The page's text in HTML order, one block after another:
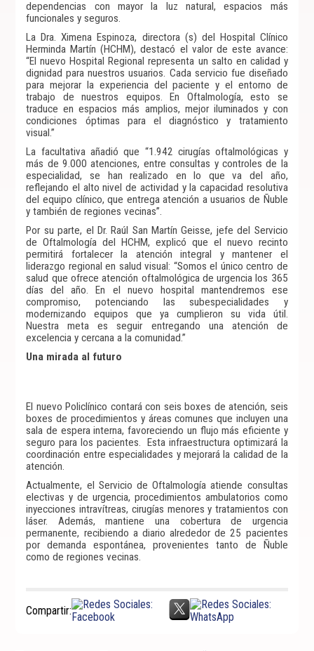
dependencias con mayor la luz natural, espacios más
funcionales y seguros.
La Dra. Ximena Espinoza, directora (s) del Hospital Clínico
Herminda Martín (HCHM), destacó el valor de este avance:
“El nuevo Hospital Regional representa un salto en calidad y
dignidad para nuestros usuarios. Cada servicio fue diseñado
para mejorar la experiencia del paciente y el entorno de
trabajo de nuestros equipos. En Oftalmología, esto se
traduce en espacios más amplios, mejor iluminados y con
condiciones óptimas para el diagnóstico y tratamiento
visual.”
La facultativa añadió que “1.942 cirugías oftalmológicas y
más de 9.000 atenciones, entre consultas y controles de la
especialidad, se han realizado en lo que va del año,
reflejando el alto nivel de actividad y la capacidad resolutiva
del equipo clínico, que entrega atención a usuarios de Ñuble
y también de regiones vecinas”.
Por su parte, el Dr. Raúl San Martín Geisse, jefe del Servicio
de Oftalmología del HCHM, explicó que el nuevo recinto
permitirá fortalecer la atención integral y mantener el
liderazgo regional en salud visual: “Somos el único centro de
salud que ofrece atención oftalmológica de urgencia los 365
días del año. En el nuevo hospital mantendremos ese
compromiso, potenciando las subespecialidades y
modernizando equipos que ya cumplieron su vida útil.
Nuestra meta es seguir entregando una atención de
excelencia y cercana a la comunidad.”
Una mirada al futuro
El nuevo Policlínico contará con seis boxes de atención, seis
boxes de procedimientos y áreas comunes que incluyen una
sala de espera interna, favoreciendo un flujo más eficiente y
seguro para los pacientes. Esta infraestructura optimizará la
coordinación entre especialidades y mejorará la calidad de la
atención.
Actualmente, el Servicio de Oftalmología atiende consultas
electivas y de urgencia, procedimientos ambulatorios como
inyecciones intravítreas, cirugías menores y tratamientos con
láser. Además, mantiene una cobertura de urgencia
permanente, recibiendo a diario alrededor de 25 pacientes
por demanda espontánea, provenientes tanto de Ñuble
como de regiones vecinas.
Compartir: